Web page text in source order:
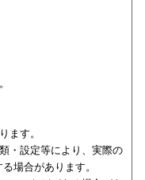
ます。
・設定等により、実際の
場合があります。